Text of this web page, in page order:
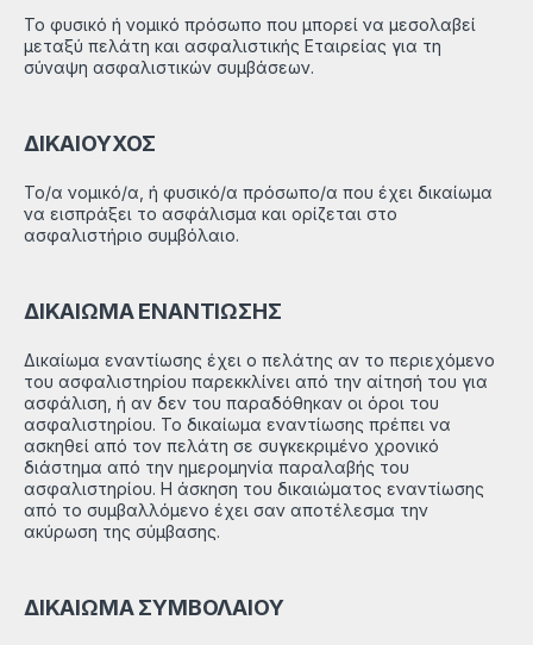
Το φυσικό ή νομικό πρόσωπο που μπορεί να μεσολαβεί
μεταξύ πελάτη και ασφαλιστικής Εταιρείας για τη
σύναψη ασφαλιστικών συμβάσεων.
ΔΙΚΑΙΟΥΧΟΣ
Το/α νομικό/α, ή φυσικό/α πρόσωπο/α που έχει δικαίωμα
να εισπράξει το ασφάλισμα και ορίζεται στο
ασφαλιστήριο συμβόλαιο.
ΔΙΚΑΙΩΜΑ ΕΝΑΝΤΙΩΣΗΣ
Δικαίωμα εναντίωσης έχει ο πελάτης αν το περιεχόμενο
του ασφαλιστηρίου παρεκκλίνει από την αίτησή του για
ασφάλιση, ή αν δεν του παραδόθηκαν οι όροι του
ασφαλιστηρίου. Το δικαίωμα εναντίωσης πρέπει να
ασκηθεί από τον πελάτη σε συγκεκριμένο χρονικό
διάστημα από την ημερομηνία παραλαβής του
ασφαλιστηρίου. Η άσκηση του δικαιώματος εναντίωσης
από το συμβαλλόμενο έχει σαν αποτέλεσμα την
ακύρωση της σύμβασης.
ΔΙΚΑΙΩΜΑ ΣΥΜΒΟΛΑΙΟΥ